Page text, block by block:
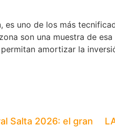
es uno de los más
son una muestra de
amortizar la
Salta 2026: el gran